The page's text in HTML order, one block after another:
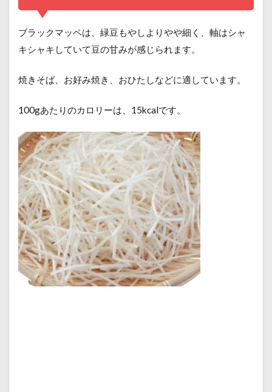
ブラックマッペは、緑豆もやしよりやや細く、軸はシャ
キシャキしていて豆の甘みが感じられます。
焼きそば、お好み焼き、おひたしなどに適しています。
100gあたりのカロリーは、15kcalです。